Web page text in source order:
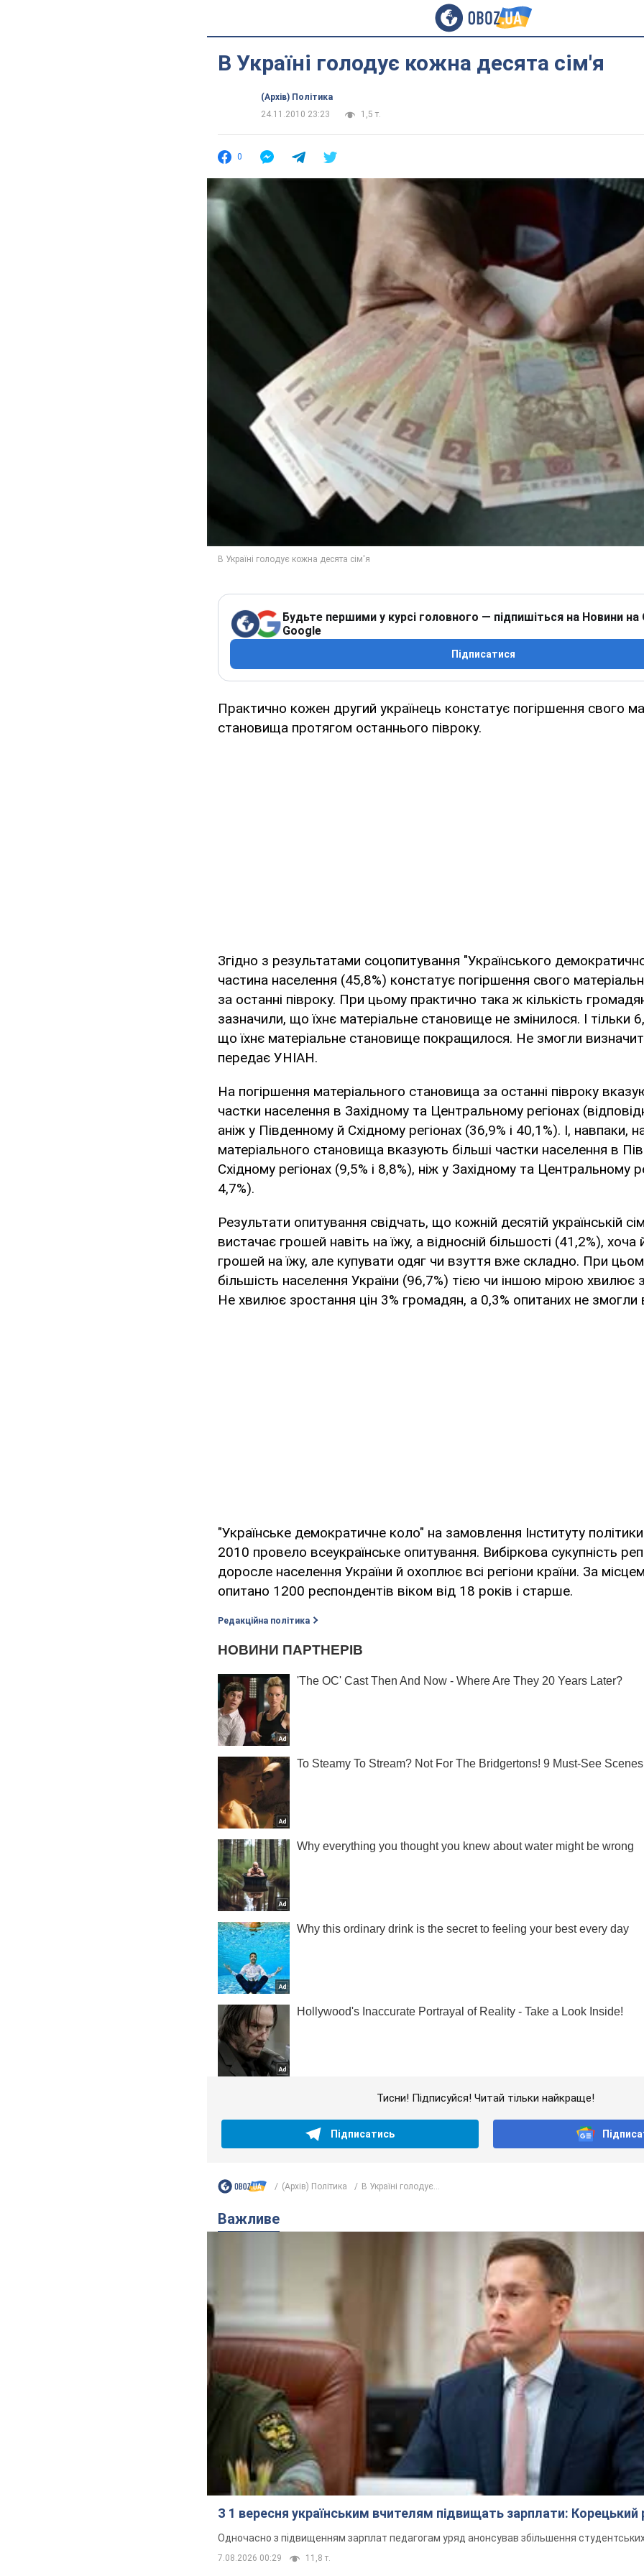
В Україні голодує кожна десята сім'я
(Архів) Політика
24.11.2010 23:23
1,5 т.
0
Будьте першими у курсі головного — підпишіться на Новини на
Google
Підписатися
Практично кожен другий українець констатує погіршення свого
становища протягом останнього півроку.
Згідно з результатами соцопитування "Українського
частина населення (45,8%) констатує погіршення свого
за останні півроку. При цьому практично така ж кількість
зазначили, що їхнє матеріальне становище не змінилося. І тільки
що їхнє матеріальне становище покращилося. Не змогли
передає УНІАН.
На погіршення матеріального становища за останні півроку
частки населення в Західному та Центральному регіонах
аніж у Південному й Східному регіонах (36,9% і 40,1%). І, навпаки,
матеріального становища вказують більші частки населення в
Східному регіонах (9,5% і 8,8%), ніж у Західному та Центральному
4,7%).
Результати опитування свідчать, що кожній десятій українській
вистачає грошей навіть на їжу, а відносній більшості (41,2%), хоча
грошей на їжу, але купувати одяг чи взуття вже складно. При
більшість населення України (96,7%) тією чи іншою мірою хвилює
Не хвилює зростання цін 3% громадян, а 0,3% опитаних не змогли
"Українське демократичне коло" на замовлення Інституту
2010 провело всеукраїнське опитування. Вибіркова сукупність
доросле населення України й охоплює всі регіони країни. За
опитано 1200 респондентів віком від 18 років і старше.
Редакційна політика
Тисни! Підписуйся! Читай тільки найкраще!
Підписатись
(Архів) Політика В Україні голодує...
Важливе
З 1 вересня українським вчителям підвищать зарплати: Корецький
Одночасно з підвищенням зарплат педагогам уряд анонсував збільшення
7.08.2026 00:29 11,8 т.